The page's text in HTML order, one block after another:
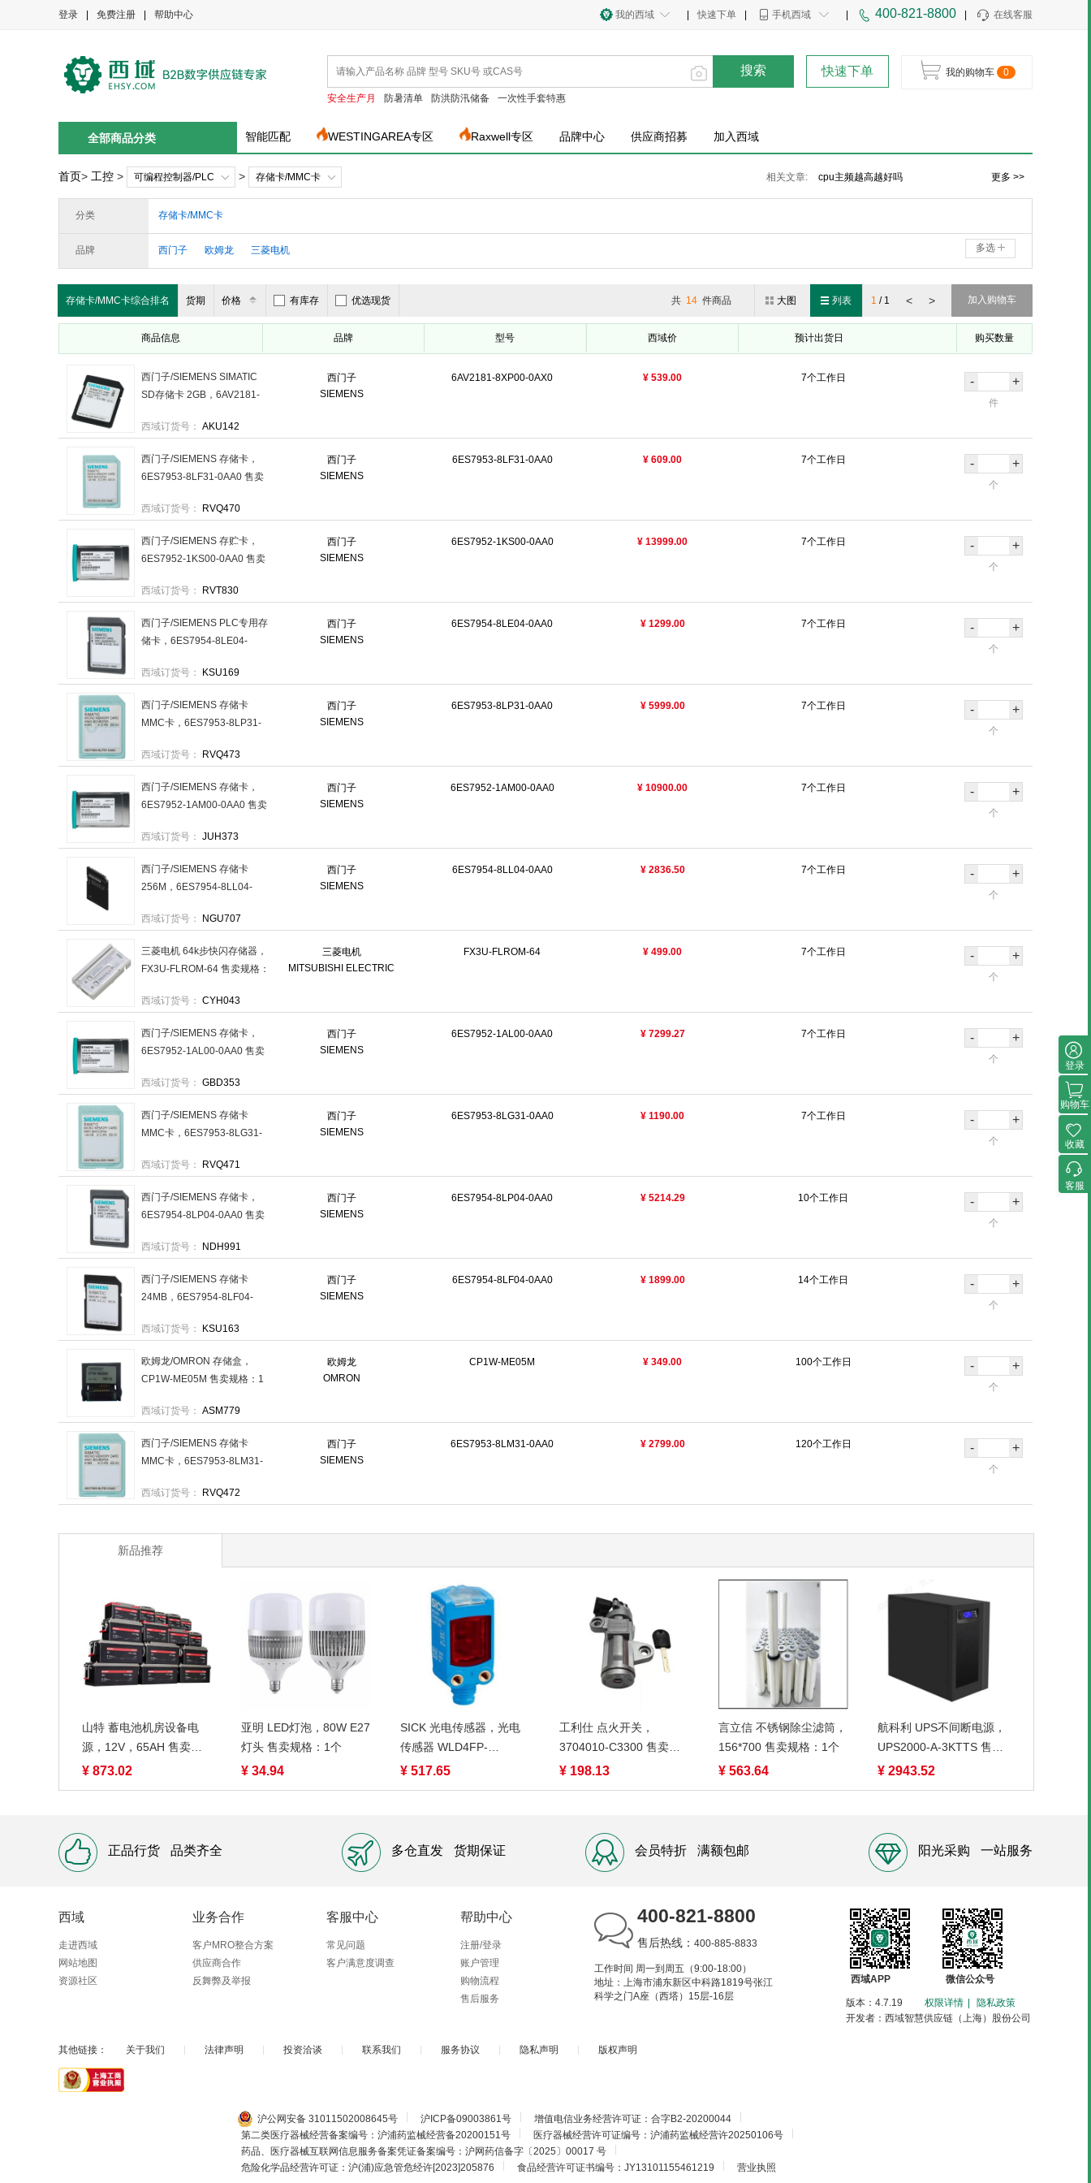
登录 免费注册 帮助中心 在线客服
400-821-8800
手机西域
快速下单
我的西域
搜索
安全生产月 防暑清单 防洪防汛储备 一次性手套特惠
快速下单 我的购物车 0
全部商品分类 智能匹配 WESTINGAREA专区 Raxwell专区 品牌中心 供应商招募 加入西域
首页> 工控 > 可编程控制器/PLC > 存储卡/MMC卡 相关文章:
cpu主频越高越好吗
更多 >>
分类 存储卡/MMC卡
品牌 西门子 欧姆龙 三菱电机 多选
存储卡/MMC卡综合排名 货期 价格 有库存 优选现货 加入购物车
< >
1 / 1
大图 列表
共 14 件商品
商品信息 品牌 型号 西域价 预计出货日 购买数量
西门子
SIEMENS
6AV2181-8XP00-0AX0 ¥ 539.00 7个工作日
西门子/SIEMENS SIMATIC
SD存储卡 2GB，6AV2181-
西域订货号： AKU142
- +
件
西门子
SIEMENS
6ES7953-8LF31-0AA0 ¥ 609.00 7个工作日
西门子/SIEMENS 存储卡，
6ES7953-8LF31-0AA0 售卖
西域订货号：
RVQ470
- +
个
西门子
SIEMENS
6ES7952-1KS00-0AA0 ¥ 13999.00 7个工作日
西门子/SIEMENS 存贮卡，
6ES7952-1KS00-0AA0 售卖
西域订货号：
RVT830
- +
个
西门子
SIEMENS
6ES7954-8LE04-0AA0 ¥ 1299.00 7个工作日
西门子/SIEMENS PLC专用存
储卡，6ES7954-8LE04-
西域订货号：
KSU169
- +
个
西门子
SIEMENS
6ES7953-8LP31-0AA0 ¥ 5999.00 7个工作日
西门子/SIEMENS 存储卡
MMC卡，6ES7953-8LP31-
西域订货号：
RVQ473
- +
个
西门子
SIEMENS
6ES7952-1AM00-0AA0 ¥ 10900.00 7个工作日
西门子/SIEMENS 存储卡，
6ES7952-1AM00-0AA0 售卖
西域订货号： JUH373
- +
个
西门子
SIEMENS
6ES7954-8LL04-0AA0 ¥ 2836.50 7个工作日
西门子/SIEMENS 存储卡
256M，6ES7954-8LL04-
西域订货号：
NGU707
- +
个
三菱电机
MITSUBISHI ELECTRIC
FX3U-FLROM-64 ¥ 499.00 7个工作日
三菱电机 64k步快闪存储器，
FX3U-FLROM-64 售卖规格：
西域订货号： CYH043
- +
个
西门子
SIEMENS
6ES7952-1AL00-0AA0 ¥ 7299.27 7个工作日
西门子/SIEMENS 存储卡，
6ES7952-1AL00-0AA0 售卖
西域订货号： GBD353
- +
个
西门子
SIEMENS
6ES7953-8LG31-0AA0 ¥ 1190.00 7个工作日
西门子/SIEMENS 存储卡
MMC卡，6ES7953-8LG31-
西域订货号：
RVQ471
- +
个
西门子
SIEMENS
6ES7954-8LP04-0AA0 ¥ 5214.29 10个工作日
西门子/SIEMENS 存储卡，
6ES7954-8LP04-0AA0 售卖
西域订货号：
NDH991
- +
个
西门子
SIEMENS
6ES7954-8LF04-0AA0 ¥ 1899.00 14个工作日
西门子/SIEMENS 存储卡
24MB，6ES7954-8LF04-
西域订货号：
KSU163
- +
个
欧姆龙
OMRON
CP1W-ME05M ¥ 349.00 100个工作日
欧姆龙/OMRON 存储盒，
CP1W-ME05M 售卖规格：1
西域订货号： ASM779
- +
个
西门子
SIEMENS
6ES7953-8LM31-0AA0 ¥ 2799.00 120个工作日
西门子/SIEMENS 存储卡
MMC卡，6ES7953-8LM31-
西域订货号：
RVQ472
- +
个
新品推荐
山特 蓄电池机房设备电
源，12V，65AH 售卖规
格：1块
¥ 873.02
亚明 LED灯泡，80W E27
灯头 售卖规格：1个
¥ 34.94
SICK 光电传感器，光电
传感器 WLD4FP-
313111A0ZZZ 售卖规
¥ 517.65
工利仕 点火开关，
3704010-C3300 售卖规
格：1件
¥ 198.13
言立信 不锈钢除尘滤筒，
156*700 售卖规格：1个
¥ 563.64
航科利 UPS不间断电源，
UPS2000-A-3KTTS 售卖
规格：1台
¥ 2943.52
正品行货 品类齐全 多仓直发 货期保证 会员特折 满额包邮 阳光采购 一站服务
西域
走进西域
网站地图
资源社区
业务合作
客户MRO整合方案
供应商合作
反舞弊及举报
客服中心
常见问题
客户满意度调查
帮助中心
注册/登录
账户管理
购物流程
售后服务
400-821-8800
售后热线： 400-885-8833
工作时间 周一到周五（9:00-18:00）
地址：上海市浦东新区中科路1819号张江
科学之门A座（西塔）15层-16层
微信公众号
西域APP
版本：4.7.19 权限详情
隐私政策
开发者：西域智慧供应链（上海）股份公司
其他链接： 关于我们 法律声明 投资洽谈 联系我们 服务协议 隐私声明 版权声明
登录
购物车
收藏
客服
沪公网安备 31011502008645号 沪ICP备09003861号 增值电信业务经营许可证：合字B2-20200044
第二类医疗器械经营备案编号：沪浦药监械经营备20200151号
医疗器械经营许可证编号：沪浦药监械经营许20250106号
药品、医疗器械互联网信息服务备案凭证备案编号：沪网药信备字〔2025〕00017 号
危险化学品经营许可证：沪(浦)应急管危经许[2023]205876
食品经营许可证书编号：JY13101155461219 营业执照